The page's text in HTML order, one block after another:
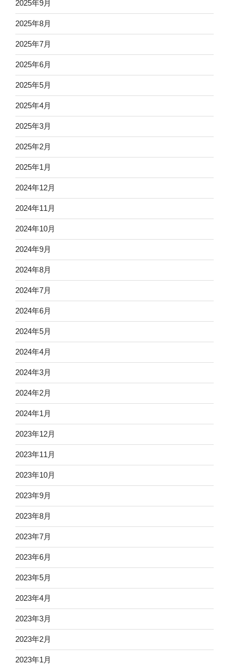
2025年9月
2025年8月
2025年7月
2025年6月
2025年5月
2025年4月
2025年3月
2025年2月
2025年1月
2024年12月
2024年11月
2024年10月
2024年9月
2024年8月
2024年7月
2024年6月
2024年5月
2024年4月
2024年3月
2024年2月
2024年1月
2023年12月
2023年11月
2023年10月
2023年9月
2023年8月
2023年7月
2023年6月
2023年5月
2023年4月
2023年3月
2023年2月
2023年1月